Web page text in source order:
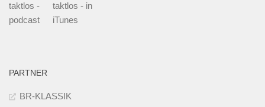
taktlos -
podcast
taktlos - in
iTunes
PARTNER
BR-KLASSIK